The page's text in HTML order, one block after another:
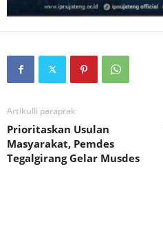
Artikulli paraprak
Prioritaskan Usulan
Masyarakat, Pemdes
Tegalgirang Gelar Musdes